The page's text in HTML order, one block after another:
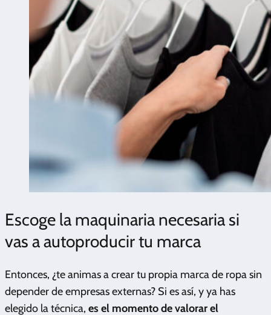
Escoge la maquinaria necesaria si
vas a autoproducir tu marca
Entonces, ¿te animas a crear tu propia marca de ropa sin
depender de empresas externas? Si es así, y ya has
elegido la técnica, es el momento de valorar el